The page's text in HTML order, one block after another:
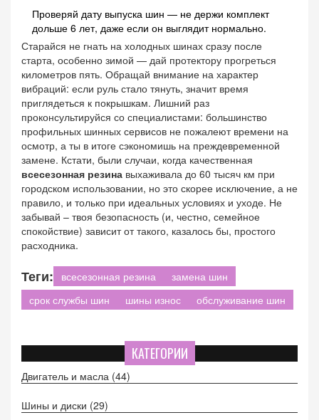
Проверяй дату выпуска шин — не держи комплект
дольше 6 лет, даже если он выглядит нормально.
Старайся не гнать на холодных шинах сразу после
старта, особенно зимой — дай протектору прогреться
километров пять. Обращай внимание на характер
вибраций: если руль стало тянуть, значит время
приглядеться к покрышкам. Лишний раз
проконсультируйся со специалистами: большинство
профильных шинных сервисов не пожалеют времени на
осмотр, а ты в итоге сэкономишь на преждевременной
замене. Кстати, были случаи, когда качественная
всесезонная резина выхаживала до 60 тысяч км при
городском использовании, но это скорее исключение, а не
правило, и только при идеальных условиях и уходе. Не
забывай – твоя безопасность (и, честно, семейное
спокойствие) зависит от такого, казалось бы, простого
расходника.
Теги: всесезонная резина
замена шин
срок службы шин
шины износ обслуживание шин
КАТЕГОРИИ
Двигатель и масла (44)
Шины и диски (29)